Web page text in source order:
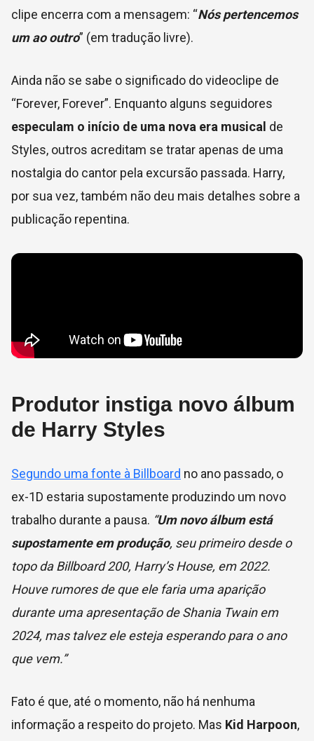
clipe encerra com a mensagem: “Nós pertencemos
um ao outro” (em tradução livre).
Ainda não se sabe o significado do videoclipe de
“Forever, Forever”. Enquanto alguns seguidores
especulam o início de uma nova era musical de
Styles, outros acreditam se tratar apenas de uma
nostalgia do cantor pela excursão passada. Harry,
por sua vez, também não deu mais detalhes sobre a
publicação repentina.
Produtor instiga novo álbum
de Harry Styles
Segundo uma fonte à Billboard no ano passado, o
ex-1D estaria supostamente produzindo um novo
trabalho durante a pausa. “Um novo álbum está
supostamente em produção, seu primeiro desde o
topo da Billboard 200, Harry’s House, em 2022.
Houve rumores de que ele faria uma aparição
durante uma apresentação de Shania Twain em
2024, mas talvez ele esteja esperando para o ano
que vem.”
Fato é que, até o momento, não há nenhuma
informação a respeito do projeto. Mas Kid Harpoon,